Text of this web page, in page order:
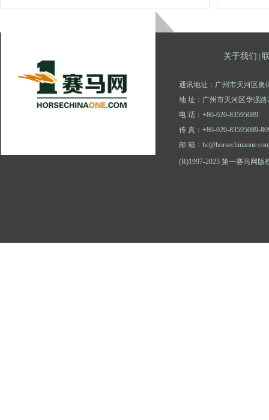
关于我们
通讯地址：广州市天河区奥
地 址：广州市天河区华强路
电 话：+86-020-83595089
传 真：+86-020-83595089-
邮 箱：
(R)1997-2023 第一赛马网版